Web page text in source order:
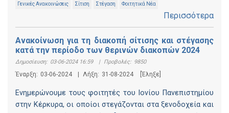
Γενικές Ανακοινώσεις Σίτιση Στέγαση Φοιτητικά Νέα
Περισσότερα
Ανακοίνωση για τη διακοπή σίτισης και στέγασης
κατά την περίοδο των θερινών διακοπών 2024
Δημοσίευση: 03-06-2024 16:59 | Προβολές: 9850
Έναρξη: 03-06-2024 | Λήξη: 31-08-2024 [Έληξε]
Ενημερώνουμε τους φοιτητές του Ιονίου Πανεπιστημίου
στην Κέρκυρα, οι οποίοι στεγάζονται στα ξενοδοχεία και